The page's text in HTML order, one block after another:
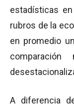
estadísticas
rubros de la
en promedio
A diferencia